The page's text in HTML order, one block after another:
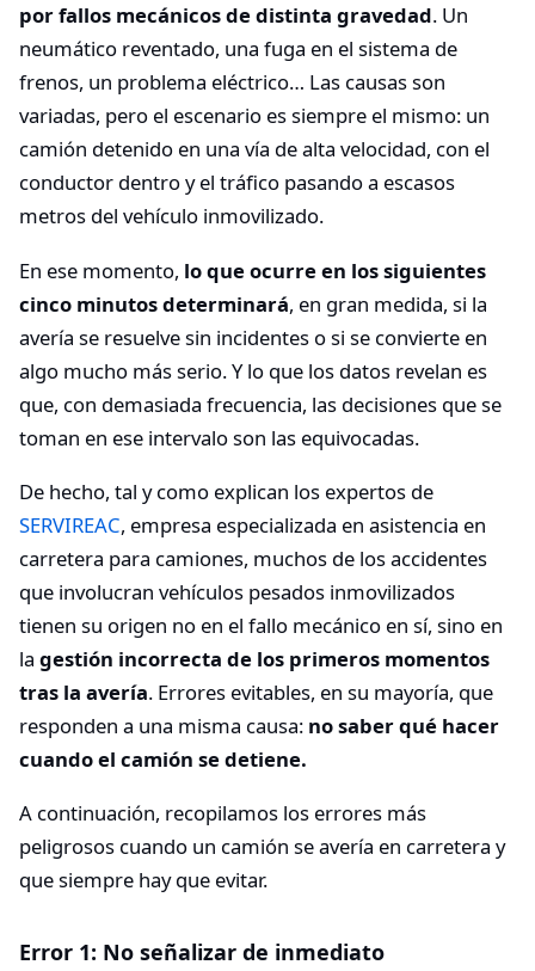
por fallos mecánicosde distinta gravedad. Un
neumático reventado, una fuga en el sistema de
frenos, un problema eléctrico… Las causas son
variadas, pero el escenario es siempre el mismo: un
camión detenido en una vía de alta velocidad, con el
conductor dentro y el tráfico pasando a escasos
metros del vehículo inmovilizado.
En ese momento, lo que ocurre en los siguientes
cinco minutos determinará, en gran medida, si la
avería se resuelve sin incidentes o si se convierte en
algo mucho más serio. Y lo que los datos revelan es
que, con demasiada frecuencia, las decisiones que se
toman en ese intervalo son las equivocadas.
De hecho, tal y como explican los expertos de
SERVIREAC, empresa especializada en asistencia en
carretera para camiones, muchos de los accidentes
que involucran vehículos pesados inmovilizados
tienen su origen no en el fallo mecánico en sí, sino en
la gestión incorrecta de los primeros momentos
tras la avería. Errores evitables, en su mayoría, que
responden a una misma causa: no saber qué hacer
cuando el camión se detiene.
A continuación, recopilamos los errores más
peligrosos cuando un camión se avería en carretera y
que siempre hay que evitar.
Error 1: No señalizar de inmediato